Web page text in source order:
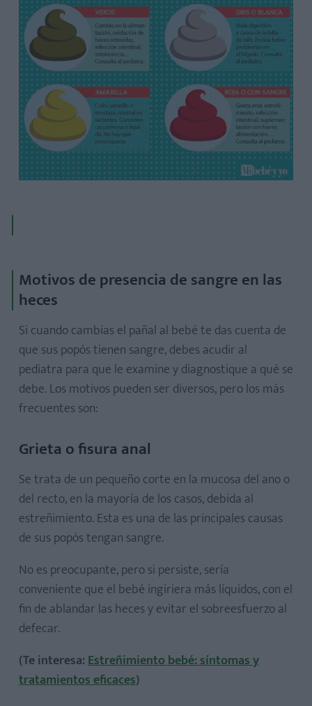
Motivos de presencia de sangre en las
heces
Si cuando cambias el pañal al bebé te das cuenta de
que sus popós tienen sangre, debes acudir al
pediatra para que le examine y diagnostique a qué se
debe. Los motivos pueden ser diversos, pero los más
frecuentes son:
Grieta o fisura anal
Se trata de un pequeño corte en la mucosa del ano o
del recto, en la mayoría de los casos, debida al
estreñimiento. Esta es una de las principales causas
de sus popós tengan sangre.
No es preocupante, pero si persiste, sería
conveniente que el bebé ingiriera más líquidos, con el
fin de ablandar las heces y evitar el sobreesfuerzo al
defecar.
(Te interesa:Estreñimiento bebé: síntomas y
tratamientos eficaces)